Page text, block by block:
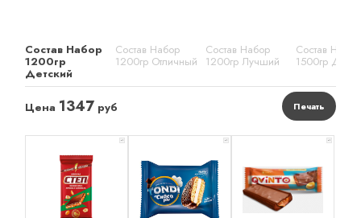
Состав Набор
1200гр
Детский
Состав Набор
1200гр Отличный
Состав Набор
1200гр Лучший
Состав Набор
1500гр
Цена 1347 руб Печать
x 1 x 1 x 1